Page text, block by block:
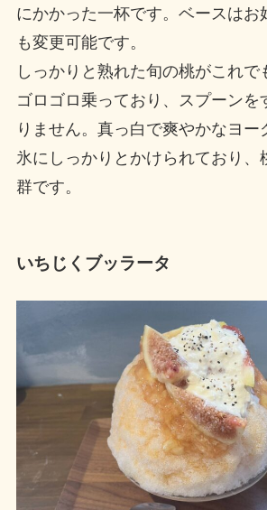
にかかった一杯です。ベースはお
も変更可能です。
しっかりと熟れた旬の桃がこれで
ゴロゴロ乗っており、スプーンを
りません。真っ白で爽やかなヨー
氷にしっかりとかけられており、
群です。
いちじくブッラータ